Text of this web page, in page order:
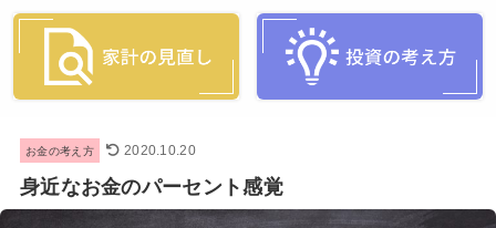
お金の考え方 2020.10.20
身近なお金のパーセント感覚